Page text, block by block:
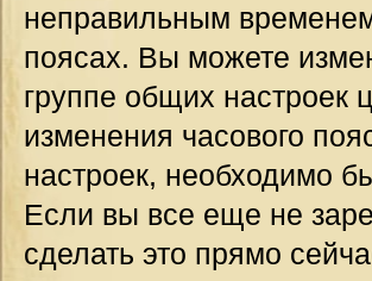
неправильным
поясах. Вы можете
группе общих настроек
изменения часового
настроек, необходимо
Если вы все еще не
сделать это прямо